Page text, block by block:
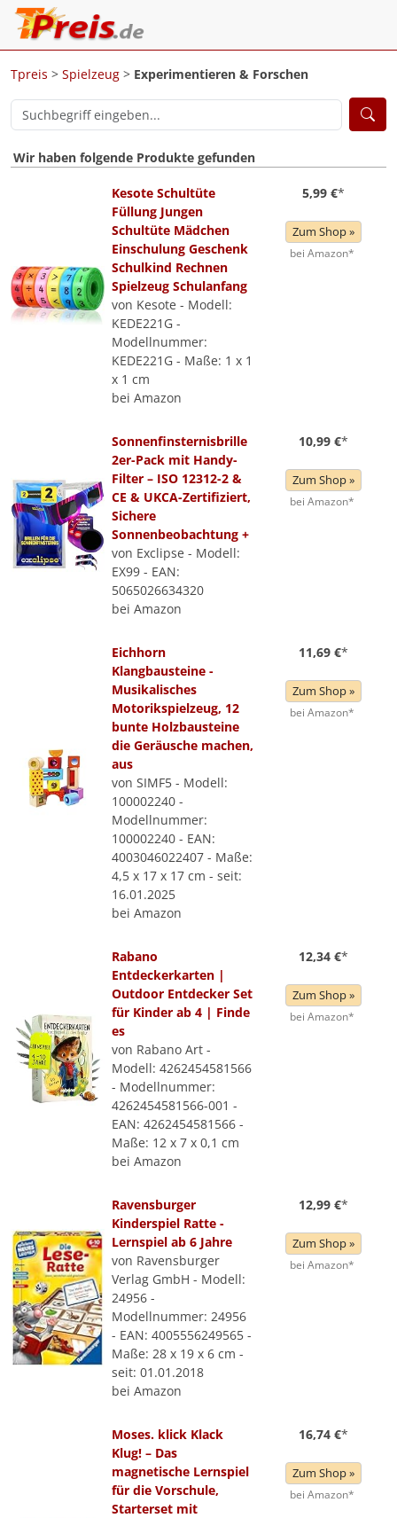
Tpreis > Spielzeug > Experimentieren & Forschen
Wir haben folgende Produkte gefunden
Kesote Schultüte
Füllung Jungen
Schultüte Mädchen
Einschulung Geschenk
Schulkind Rechnen
Spielzeug Schulanfang
von Kesote - Modell:
KEDE221G -
Modellnummer:
KEDE221G - Maße: 1 x 1
x 1 cm
bei Amazon
5,99 €*
Zum Shop »
bei Amazon*
Sonnenfinsternisbrille
2er-Pack mit Handy-
Filter – ISO 12312-2 &
CE & UKCA-Zertifiziert,
Sichere
Sonnenbeobachtung +
von Exclipse - Modell:
EX99 - EAN:
5065026634320
bei Amazon
10,99 €*
Zum Shop »
bei Amazon*
Eichhorn
Klangbausteine -
Musikalisches
Motorikspielzeug, 12
bunte Holzbausteine
die Geräusche machen,
aus
von SIMF5 - Modell:
100002240 -
Modellnummer:
100002240 - EAN:
4003046022407 - Maße:
4,5 x 17 x 17 cm - seit:
16.01.2025
bei Amazon
11,69 €*
Zum Shop »
bei Amazon*
Rabano
Entdeckerkarten |
Outdoor Entdecker Set
für Kinder ab 4 | Finde
es
von Rabano Art -
Modell: 4262454581566
- Modellnummer:
4262454581566-001 -
EAN: 4262454581566 -
Maße: 12 x 7 x 0,1 cm
bei Amazon
12,34 €*
Zum Shop »
bei Amazon*
Ravensburger
Kinderspiel Ratte -
Lernspiel ab 6 Jahre
von Ravensburger
Verlag GmbH - Modell:
24956 -
Modellnummer: 24956
- EAN: 4005556249565 -
Maße: 28 x 19 x 6 cm -
seit: 01.01.2018
bei Amazon
12,99 €*
Zum Shop »
bei Amazon*
Moses. klick Klack
Klug! – Das
magnetische Lernspiel
für die Vorschule,
Starterset mit
16,74 €*
Zum Shop »
bei Amazon*